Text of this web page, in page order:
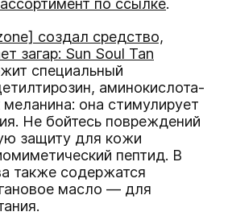
по ссылке.
создал средство,
загар: Sun Soul Tan
специальный
аминокислота-
она стимулирует
Не бойтесь повреждений
защиту для кожи
пептид. В
также содержатся
масло — для